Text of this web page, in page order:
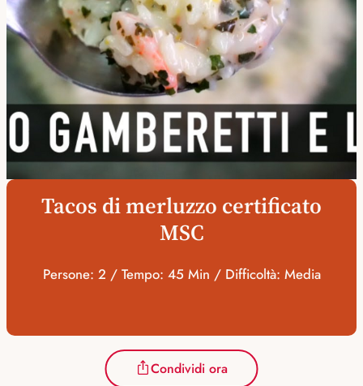
Tacos di merluzzo certificato
MSC
Persone: 2 / Tempo: 45 Min / Difficoltà: Media
Condividi ora